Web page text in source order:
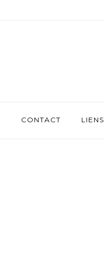
CONTACT LIENS